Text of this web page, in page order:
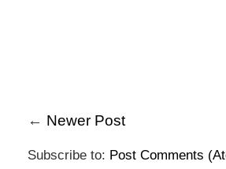
← Newer Post
Subscribe to: Post Comments